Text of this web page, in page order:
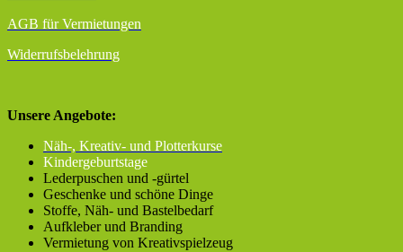
AGB für Vermietungen
Widerrufsbelehrung
Unsere Angebote:
Näh-, Kreativ- und Plotterkurse
Kindergeburtstage
Lederpuschen und -gürtel
Geschenke und schöne Dinge
Stoffe, Näh- und Bastelbedarf
Aufkleber und Branding
Vermietung von Kreativspielzeug